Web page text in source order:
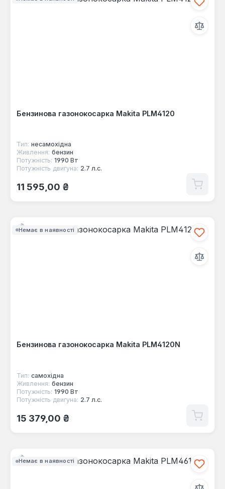
Бензинова газонокосарка Makita PLM4120
Тип: несамохідна
Живлення: бензин
Потужність: 1990 Вт
Потужність двигуна: 2.7 л.с.
Звичайна ціна:
11 595,00 ₴
Немає в наявності
Бензинова газонокосарка Makita PLM4120N
Тип: самохідна
Живлення: бензин
Потужність: 1990 Вт
Потужність двигуна: 2.7 л.с.
Звичайна ціна:
15 379,00 ₴
Немає в наявності